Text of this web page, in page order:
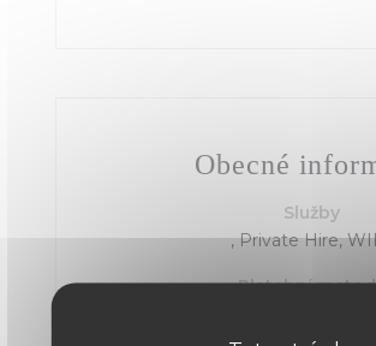
Obecné
Služby
, Private Hire,
Platební